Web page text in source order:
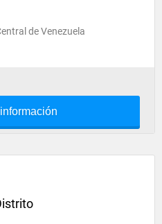
de Venezuela